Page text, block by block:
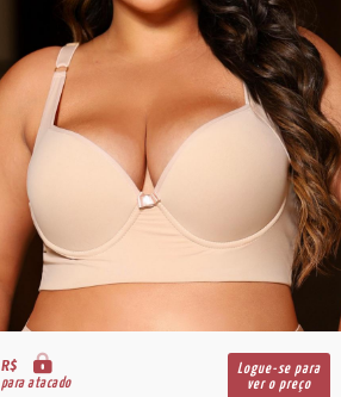
R$
para atacado
Logue-se para
ver o preço